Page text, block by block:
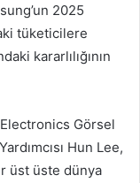
2025
tüketicilere
kararlılığının
Görsel
Hun Lee,
üst üste dünya